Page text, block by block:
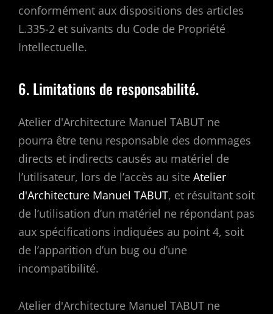
conformément aux dispositions des articles
L.335-2 et suivants du Code de Propriété
Intellectuelle.
6. Limitations de responsabilité.
Atelier d'Architecture Manuel TABUT ne
pourra être tenu responsable des dommages
directs et indirects causés au matériel de
l’utilisateur, lors de l’accès au site Atelier
d'Architecture Manuel TABUT, et résultant soit
de l’utilisation d’un matériel ne répondant pas
aux spécifications indiquées au point 4, soit
de l’apparition d’un bug ou d’une
incompatibilité.
Atelier d'Architecture Manuel TABUT ne